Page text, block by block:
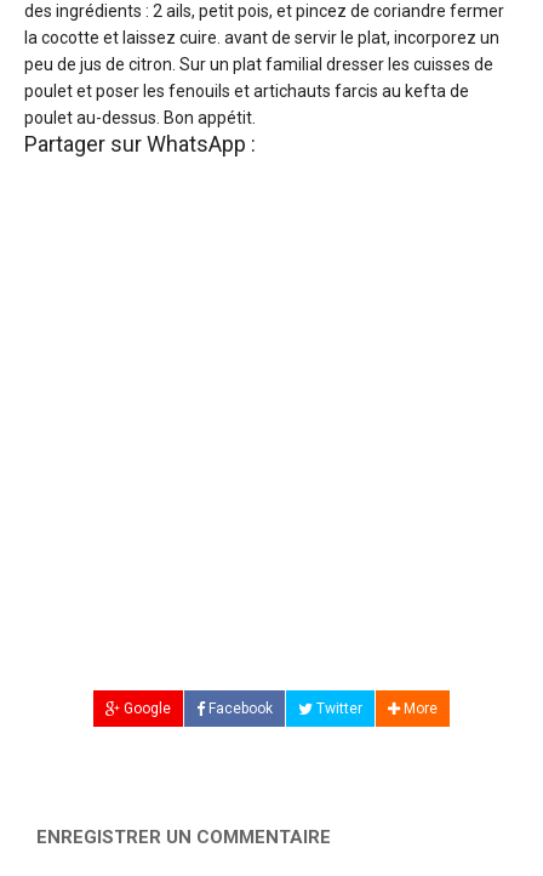
des ingrédients : 2 ails, petit pois, et pincez de coriandre fermer
la cocotte et laissez cuire. avant de servir le plat, incorporez un
peu de jus de citron. Sur un plat familial dresser les cuisses de
poulet et poser les fenouils et artichauts farcis au kefta de
poulet au-dessus. Bon appétit.
Partager sur WhatsApp :
Google Facebook Twitter More
ENREGISTRER UN COMMENTAIRE